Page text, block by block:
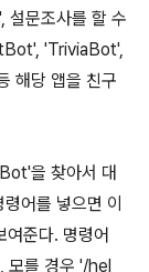
문조사를 할 수
'TriviaBot',
당 앱을 친구
을 찾아서 대
어를 넣으면 이
여준다. 명령어
모를 경우 '/hel